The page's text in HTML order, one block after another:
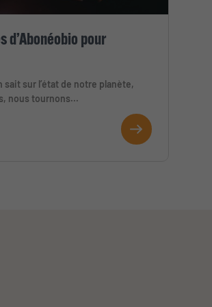
d’Abonéobio pour
sait sur l’état de notre planète,
nous tournons...